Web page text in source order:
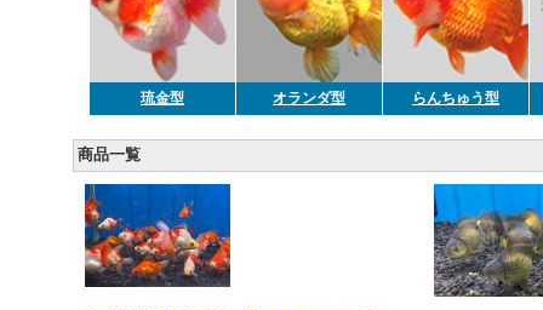
琉金型 オランダ型 らんちゅう型
商品一覧